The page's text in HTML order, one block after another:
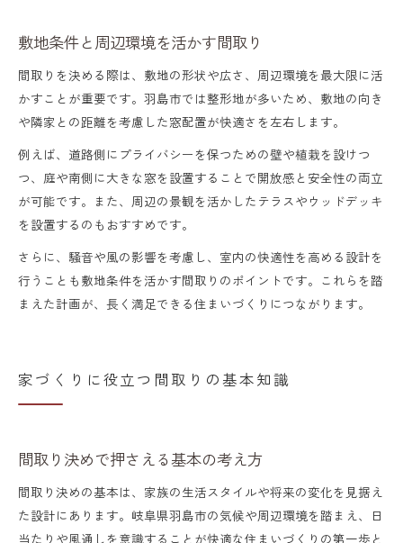
敷地条件と周辺環境を活かす間取り
間取りを決める際は、敷地の形状や広さ、周辺環境を最大限に活
かすことが重要です。羽島市では整形地が多いため、敷地の向き
や隣家との距離を考慮した窓配置が快適さを左右します。
例えば、道路側にプライバシーを保つための壁や植栽を設けつ
つ、庭や南側に大きな窓を設置することで開放感と安全性の両立
が可能です。また、周辺の景観を活かしたテラスやウッドデッキ
を設置するのもおすすめです。
さらに、騒音や風の影響を考慮し、室内の快適性を高める設計を
行うことも敷地条件を活かす間取りのポイントです。これらを踏
まえた計画が、長く満足できる住まいづくりにつながります。
家づくりに役立つ間取りの基本知識
間取り決めで押さえる基本の考え方
間取り決めの基本は、家族の生活スタイルや将来の変化を見据え
た設計にあります。岐阜県羽島市の気候や周辺環境を踏まえ、日
当たりや風通しを意識することが快適な住まいづくりの第一歩と